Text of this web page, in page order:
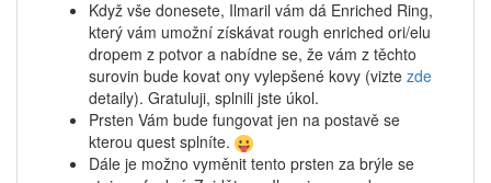
Když vše donesete, Ilmaril vám dá Enriched Ring,
který vám umožní získávat rough enriched ori/elu
dropem z potvor a nabídne se, že vám z těchto
surovin bude kovat ony vylepšené kovy (vizte zde
detaily). Gratuluji, splnili jste úkol.
Prsten Vám bude fungovat jen na postavě se
kterou quest splníte.
Dále je možno vyměnit tento prsten za brýle se